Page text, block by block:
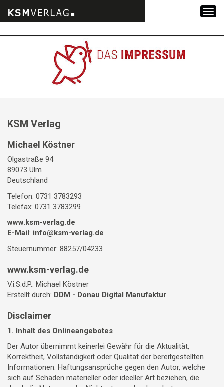
KSM Verlag
Michael Köstner
Olgastraße 94
89073 Ulm
Deutschland
Telefon: 0731 3783293
Telefax: 0731 3783299
www.ksm-verlag.de
E-Mail: info@ksm-verlag.de
Steuernummer: 88257/04233
www.ksm-verlag.de
V.i.S.d.P.: Michael Köstner
Erstellt durch: DDM - Donau Digital Manufaktur
Disclaimer
1. Inhalt des Onlineangebotes
Der Autor übernimmt keinerlei Gewähr für die Aktualität,
Korrektheit, Vollständigkeit oder Qualität der bereitgestellten
Informationen. Haftungsansprüche gegen den Autor, welche
sich auf Schäden materieller oder ideeller Art beziehen, die